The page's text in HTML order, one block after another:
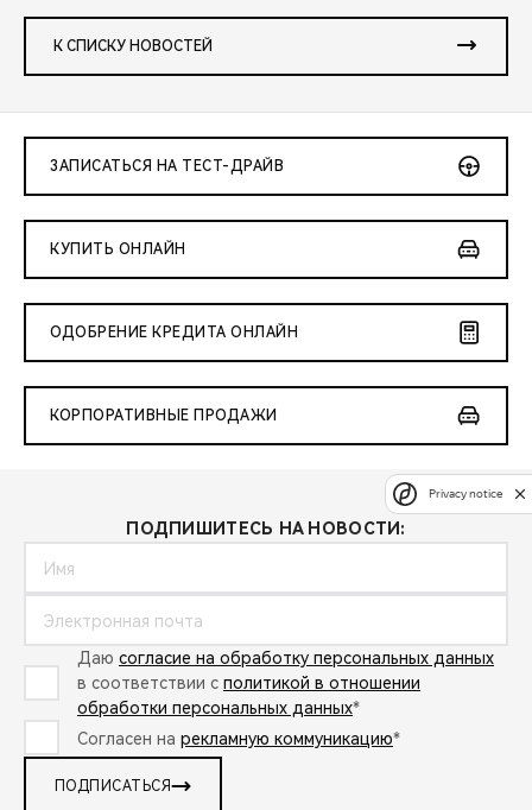
К СПИСКУ НОВОСТЕЙ
ЗАПИСАТЬСЯ НА ТЕСТ-ДРАЙВ
КУПИТЬ ОНЛАЙН
ОДОБРЕНИЕ КРЕДИТА ОНЛАЙН
КОРПОРАТИВНЫЕ ПРОДАЖИ
ПОДПИШИТЕСЬ НА НОВОСТИ:
Даю согласие на обработку персональных данных
в соответствии с политикой в отношении
обработки персональных данных*
Согласен на рекламную коммуникацию*
ПОДПИСАТЬСЯ
Privacy notice